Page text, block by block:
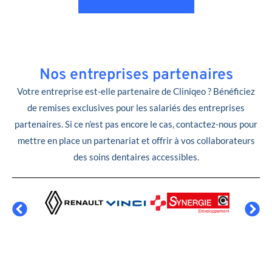
Nos entreprises partenaires
Votre entreprise est-elle partenaire de Cliniqeo ? Bénéficiez
de remises exclusives pour les salariés des entreprises
partenaires. Si ce n’est pas encore le cas, contactez-nous pour
mettre en place un partenariat et offrir à vos collaborateurs
des soins dentaires accessibles.